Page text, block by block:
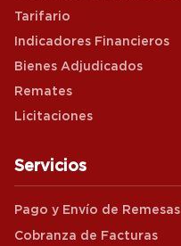
Tarifario
Indicadores Financieros
Bienes Adjudicados
Remates
Licitaciones
Servicios
Pago y Envío de Remesas
Cobranza de Facturas